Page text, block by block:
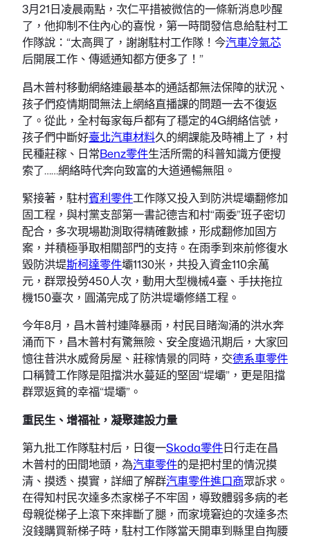
3月21日凌晨兩點，次仁平措被微信的一條新消息吵醒
了，他抑制不住內心的喜悅，第一時間發信息給駐村工
作隊說：“太高興了，謝謝駐村工作隊！今汽車冷氣芯
后開展工作、傳遞通知都方便多了！”
昌木普村移動網絡連最基本的通話都無法保障的狀況、
孩子們疫情期間無法上網絡直播課的問題一去不復返
了。從此，全村每家每戶都有了穩定的4G網絡信號，
孩子們中斷好臺北汽車材料久的網課能及時補上了，村
民種莊稼、日常Benz零件生活所需的科普知識方便搜
索了……網絡時代奔向致富的大道通暢無阻。
緊接著，駐村賓利零件工作隊又投入到防洪堤壩翻修加
固工程，與村黨支部第一書記德吉和村“兩委”班子密切
配合，多次現場勘測取得精確數據，形成翻修加固方
案，并積極爭取相關部門的支持。在雨季到來前修復水
毀防洪堤斯柯達零件壩1130米，共投入資金110余萬
元，群眾投勞450人次，動用大型機械4臺、手扶拖拉
機150臺次，圓滿完成了防洪堤壩修繕工程。
今年8月，昌木普村連降暴雨，村民目睹洶涌的洪水奔
涌而下，昌木普村有驚無險、安全度過汛期后，大家回
憶往昔洪水威脅房屋、莊稼情景的同時，交德系車零件
口稱贊工作隊是阻擋洪水蔓延的堅固“堤壩”，更是阻擋
群眾返貧的幸福“堤壩”。
重民生、增福祉，凝聚建設力量
第九批工作隊駐村后，日復一Skoda零件日行走在昌
木普村的田間地頭，為汽車零件的是把村里的情況摸
清、摸透、摸實，詳細了解群汽車零件進口商眾訴求。
在得知村民次達多杰家梯子不牢固，導致體弱多病的老
母親從梯子上滾下來摔斷了腿，而家境窘迫的次達多杰
沒錢購買新梯子時，駐村工作隊當天開車到縣里自掏腰